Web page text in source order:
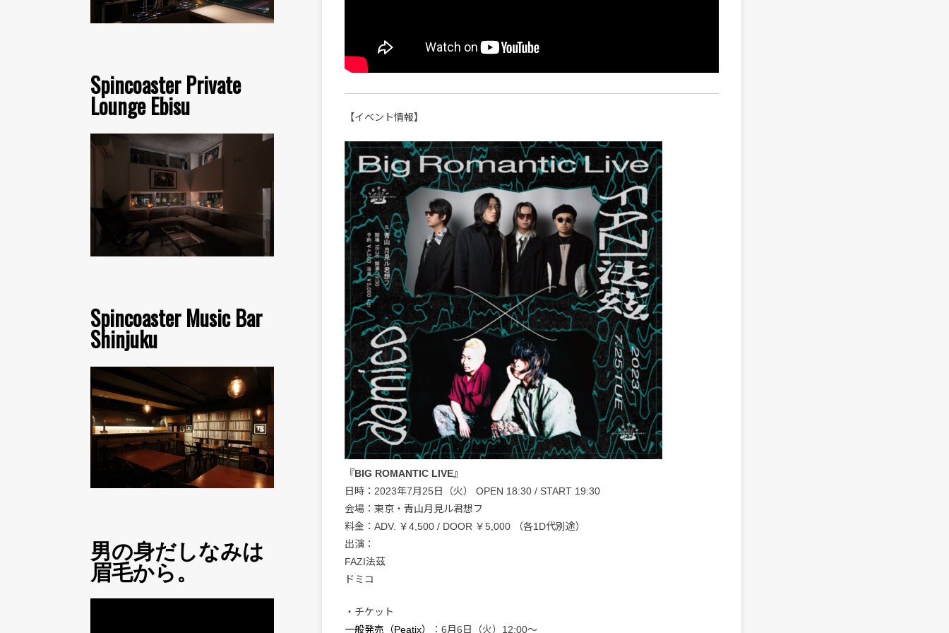
Spincoaster Private
Lounge Ebisu
Spincoaster Music Bar
Shinjuku
男の身だしなみは
眉毛から。
【イベント情報】
『BIG ROMANTIC LIVE』
日時：2023年7月25日（火） OPEN 18:30 / START 19:30
会場：東京・青山月見ル君想フ
料金：ADV. ￥4,500 / DOOR ￥5,000 （各1D代別途）
出演：
FAZI法茲
ドミコ
・チケット
一般発売（Peatix）
：6月6日（火）12:00〜